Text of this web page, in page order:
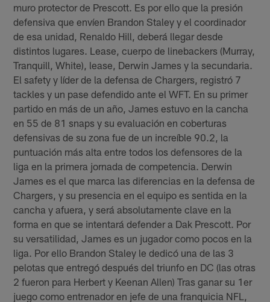
muro protector de Prescott. Es por ello que la presión
defensiva que envíen Brandon Staley y el coordinador
de esa unidad, Renaldo Hill, deberá llegar desde
distintos lugares. Lease, cuerpo de linebackers (Murray,
Tranquill, White), lease, Derwin James y la secundaria.
El safety y líder de la defensa de Chargers, registró 7
tackles y un pase defendido ante el WFT. En su primer
partido en más de un año, James estuvo en la cancha
en 55 de 81 snaps y su evaluación en coberturas
defensivas de su zona fue de un increíble 90.2, la
puntuación más alta entre todos los defensores de la
liga en la primera jornada de competencia. Derwin
James es el que marca las diferencias en la defensa de
Chargers, y su presencia en el equipo es sentida en la
cancha y afuera, y será absolutamente clave en la
forma en que se intentará defender a Dak Prescott. Por
su versatilidad, James es un jugador como pocos en la
liga. Por ello Brandon Staley le dedicó una de las 3
pelotas que entregó después del triunfo en DC (las otras
2 fueron para Herbert y Keenan Allen) Tras ganar su 1er
juego como entrenador en jefe de una franquicia NFL,